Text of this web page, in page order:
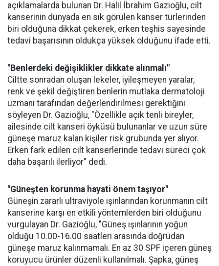
açıklamalarda bulunan Dr. Halil İbrahim Gazioğlu, cilt
kanserinin dünyada en sık görülen kanser türlerinden
biri olduğuna dikkat çekerek, erken teşhis sayesinde
tedavi başarısının oldukça yüksek olduğunu ifade etti.
"Benlerdeki değişiklikler dikkate alınmalı"
Ciltte sonradan oluşan lekeler, iyileşmeyen yaralar,
renk ve şekil değiştiren benlerin mutlaka dermatoloji
uzmanı tarafından değerlendirilmesi gerektiğini
söyleyen Dr. Gazioğlu, "Özellikle açık tenli bireyler,
ailesinde cilt kanseri öyküsü bulunanlar ve uzun süre
güneşe maruz kalan kişiler risk grubunda yer alıyor.
Erken fark edilen cilt kanserlerinde tedavi süreci çok
daha başarılı ilerliyor" dedi.
"Güneşten korunma hayati önem taşıyor"
Güneşin zararlı ultraviyole ışınlarından korunmanın cilt
kanserine karşı en etkili yöntemlerden biri olduğunu
vurgulayan Dr. Gazioğlu, "Güneş ışınlarının yoğun
olduğu 10.00-16.00 saatleri arasında doğrudan
güneşe maruz kalınmamalı. En az 30 SPF içeren güneş
koruyucu ürünler düzenli kullanılmalı. Şapka, güneş